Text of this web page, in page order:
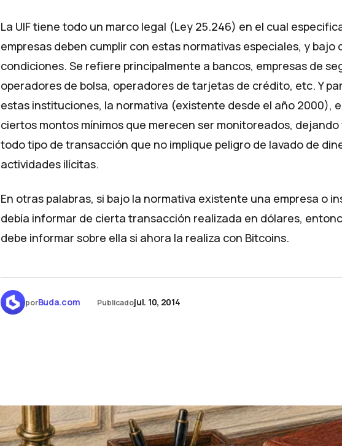
La UIF tiene todo un marco legal (Ley 25.246) en el cual
empresas deben cumplir con estas normativas especiales, y bajo
condiciones. Se refiere principalmente a bancos, empresas de
operadores de bolsa, operadores de tarjetas de crédito, etc. Y
estas instituciones, la normativa (existente desde el año 2000),
ciertos montos mínimos que merecen ser monitoreados,
todo tipo de transacción que no implique peligro de lavado de
actividades ilícitas.
En otras palabras, si bajo la normativa existente una empresa o
debía informar de cierta transacción realizada en dólares,
debe informar sobre ella si ahora la realiza con Bitcoins.
porBuda.com Publicadojul. 10, 2014